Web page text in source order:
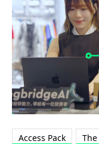
Access Pack